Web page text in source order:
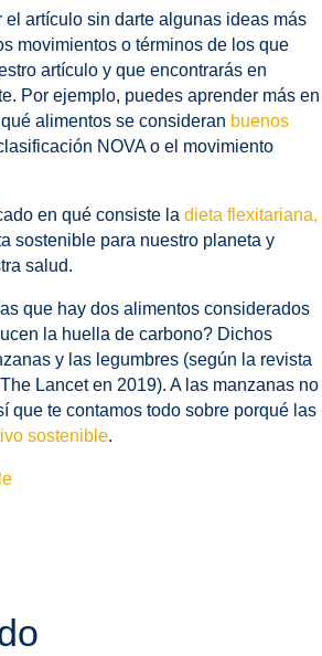
el artículo sin darte algunas ideas más
movimientos o términos de los que
artículo y que encontrarás en
Por ejemplo, puedes aprender más en
alimentos se consideran buenos
NOVA o el movimiento
en qué consiste la dieta flexitariana,
sostenible para nuestro planeta y
salud.
que hay dos alimentos considerados
la huella de carbono? Dichos
y las legumbres (según la revista
Lancet en 2019). A las manzanas no
que te contamos todo sobre porqué las
sostenible.